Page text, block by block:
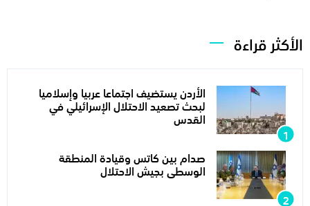
الأكثر قراءة
الأردن يستضيف اجتماعا عربيا وإسلاميا
لبحث تصعيد الاحتلال الإسرائيلي في
القدس
صدام بين كاتس وقيادة المنطقة
الوسطى بجيش الاحتلال